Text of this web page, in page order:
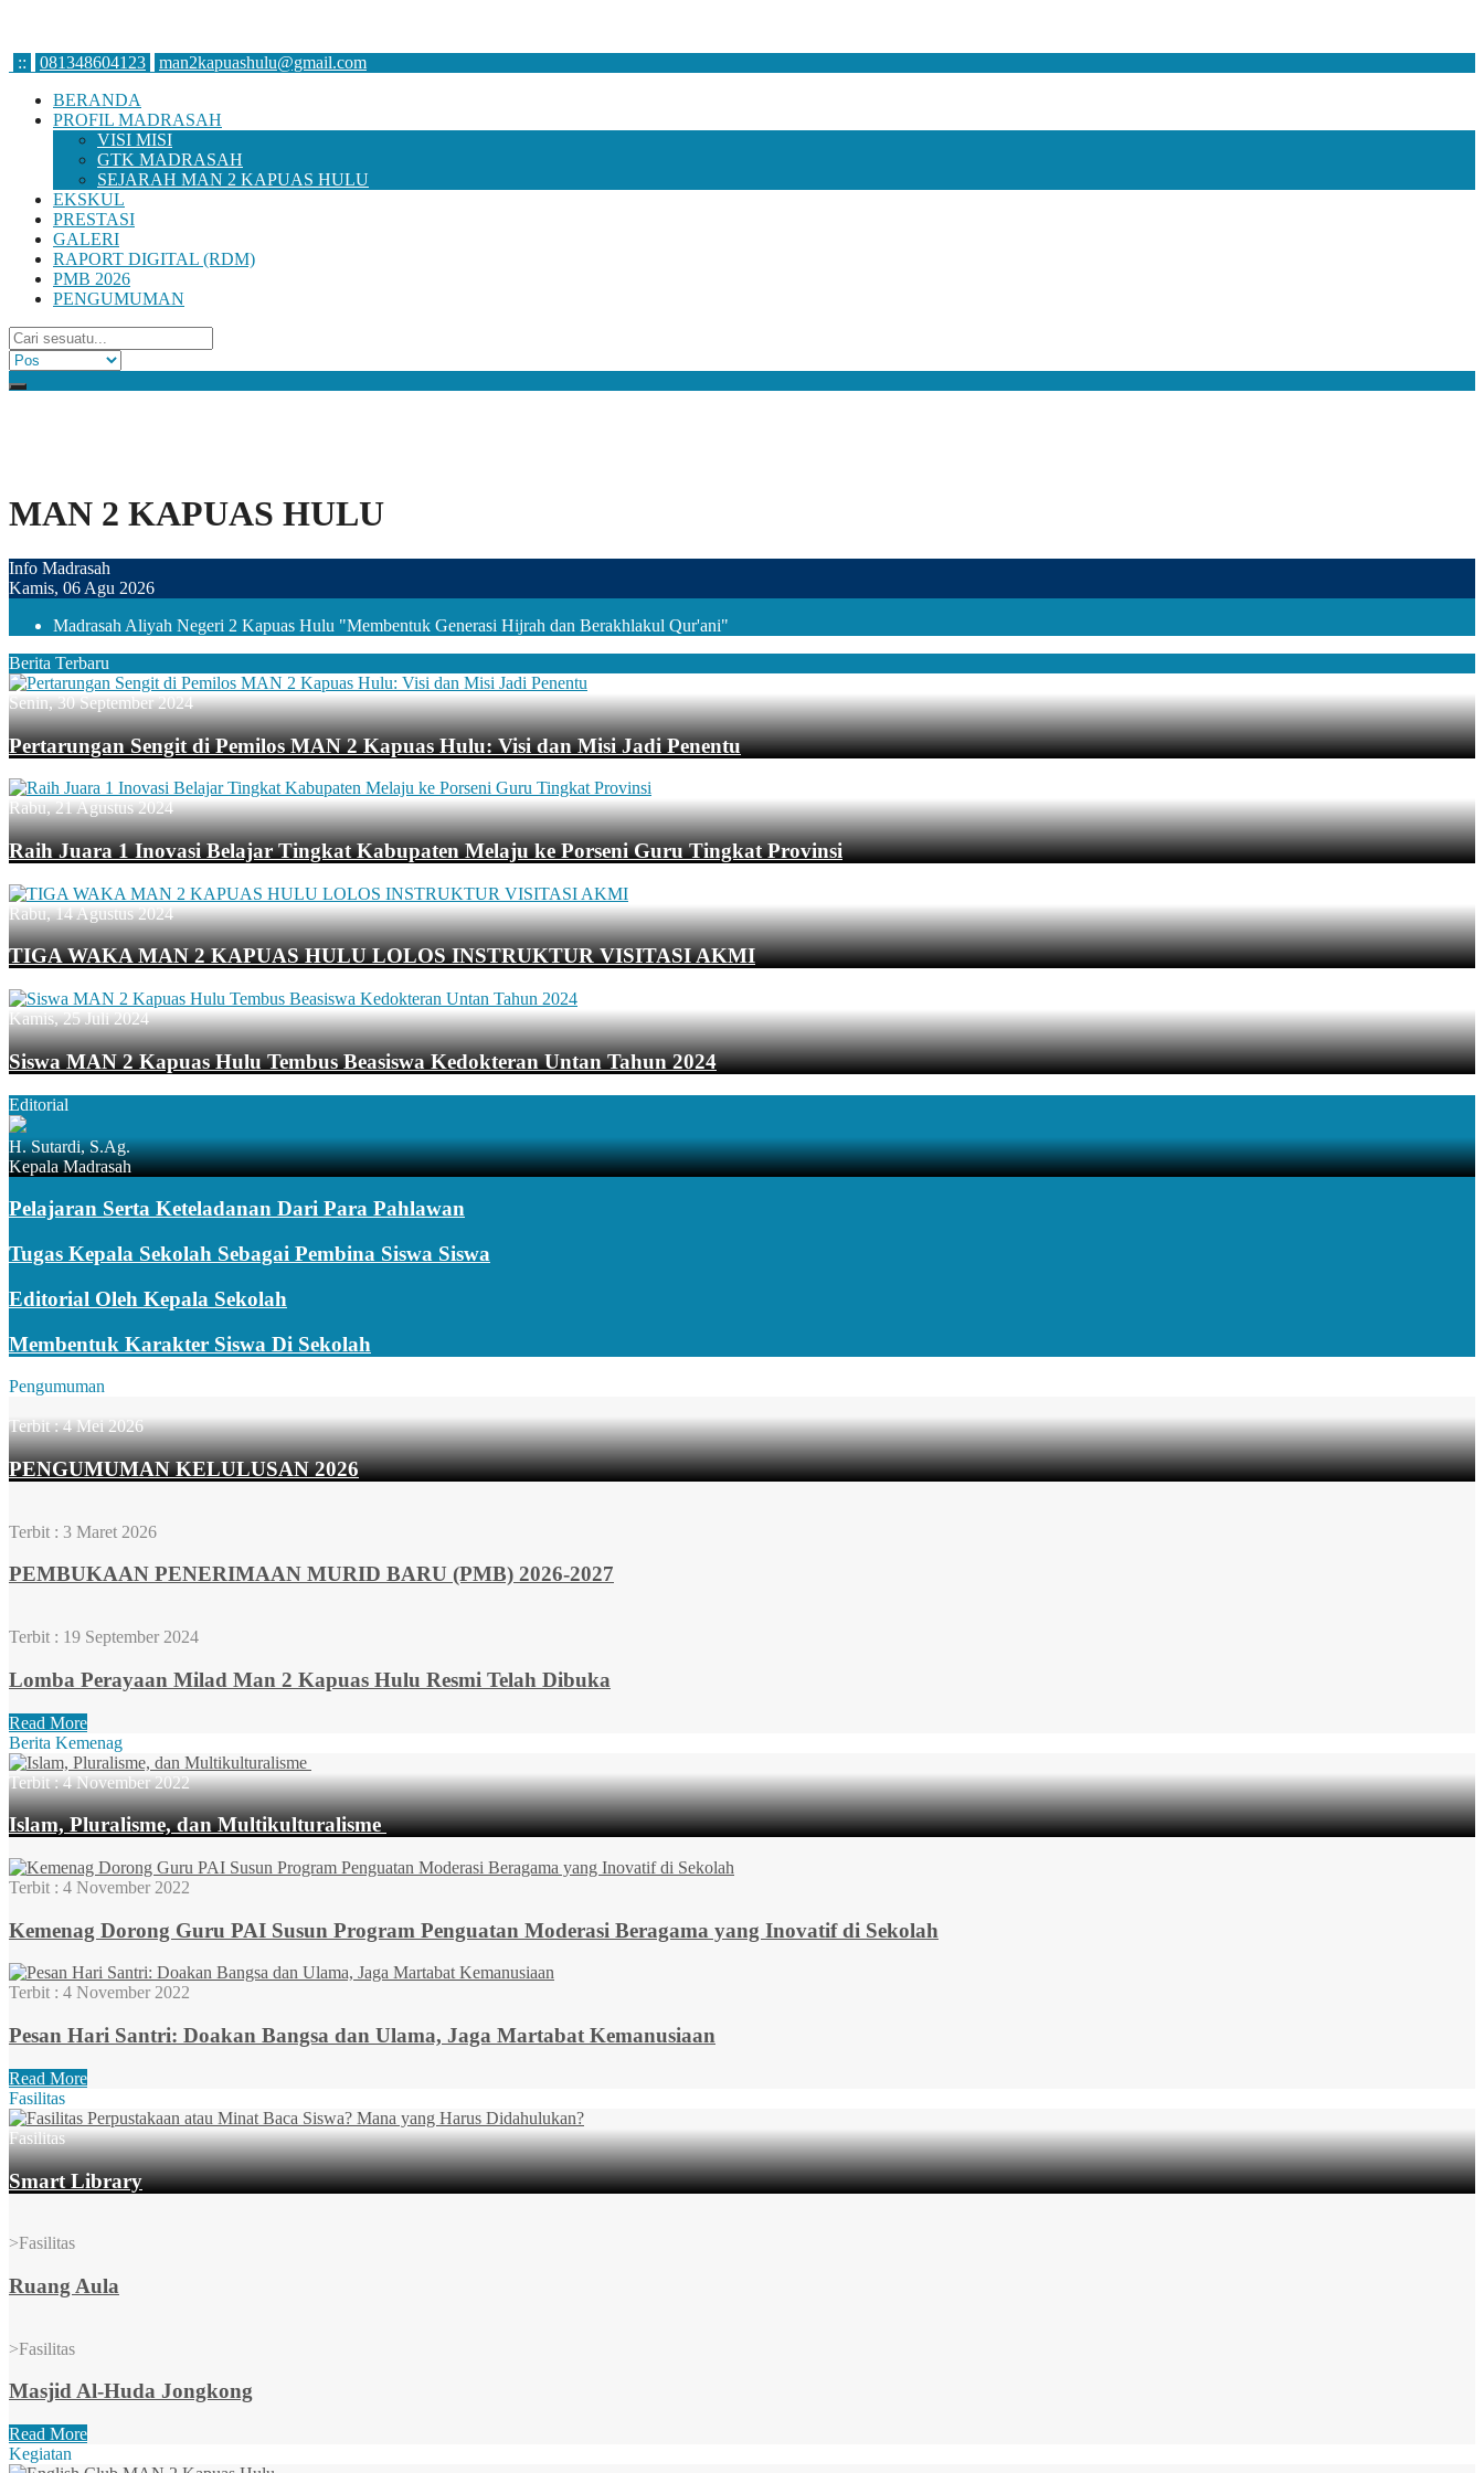
:: 081348604123
man2kapuashulu@gmail.com
BERANDA
PROFIL MADRASAH
VISI MISI
GTK MADRASAH
SEJARAH MAN 2 KAPUAS HULU
EKSKUL
PRESTASI
GALERI
RAPORT DIGITAL (RDM)
PMB 2026
PENGUMUMAN
MAN 2 KAPUAS HULU
Info Madrasah
Kamis, 06 Agu 2026
Madrasah Aliyah Negeri 2 Kapuas Hulu "Membentuk Generasi Hijrah dan Berakhlakul Qur'ani"
Berita Terbaru
Senin, 30 September 2024
Pertarungan Sengit di Pemilos MAN 2 Kapuas Hulu: Visi dan Misi Jadi Penentu
Rabu, 21 Agustus 2024
Raih Juara 1 Inovasi Belajar Tingkat Kabupaten Melaju ke Porseni Guru Tingkat Provinsi
Rabu, 14 Agustus 2024
TIGA WAKA MAN 2 KAPUAS HULU LOLOS INSTRUKTUR VISITASI AKMI
Kamis, 25 Juli 2024
Siswa MAN 2 Kapuas Hulu Tembus Beasiswa Kedokteran Untan Tahun 2024
Editorial
H. Sutardi, S.Ag.
Kepala Madrasah
Pelajaran Serta Keteladanan Dari Para Pahlawan
Tugas Kepala Sekolah Sebagai Pembina Siswa Siswa
Editorial Oleh Kepala Sekolah
Membentuk Karakter Siswa Di Sekolah
Pengumuman
Terbit :4 Mei 2026
PENGUMUMAN KELULUSAN 2026
Terbit : 3 Maret 2026
PEMBUKAAN PENERIMAAN MURID BARU (PMB) 2026-2027
Terbit : 19 September 2024
Lomba Perayaan Milad Man 2 Kapuas Hulu Resmi Telah Dibuka
Read More
Berita Kemenag
Terbit :4 November 2022
Islam, Pluralisme, dan Multikulturalisme
Terbit : 4 November 2022
Kemenag Dorong Guru PAI Susun Program Penguatan Moderasi Beragama yang Inovatif di Sekolah
Terbit : 4 November 2022
Pesan Hari Santri: Doakan Bangsa dan Ulama, Jaga Martabat Kemanusiaan
Read More
Fasilitas
Fasilitas
Smart Library
>Fasilitas
Ruang Aula
>Fasilitas
Masjid Al-Huda Jongkong
Read More
Kegiatan